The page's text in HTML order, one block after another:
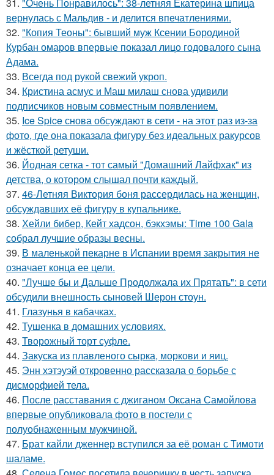
вернулась с Мальдив - и делится впечатлениями.
32. "Копия Теоны": бывший муж Ксении Бородиной
Курбан омаров впервые показал лицо годовалого сына
Адама.
33. Всегда под рукой свежий укроп.
34. Кристина асмус и Маш милаш снова удивили
подписчиков новым совместным появлением.
35. Ice Spice снова обсуждают в сети - на этот раз из-за
фото, где она показала фигуру без идеальных ракурсов
и жёсткой ретуши.
36. Йодная сетка - тот самый "Домашний Лайфхак" из
детства, о котором слышал почти каждый.
37. 46-Летняя Виктория боня рассердилась на женщин,
обсуждавших её фигуру в купальнике.
38. Хейли бибер, Кейт хадсон, бэкхэмы: Time 100 Gala
собрал лучшие образы весны.
39. В маленькой пекарне в Испании время закрытия не
означает конца ее цели.
40. "Лучше бы и Дальше Продолжала их Прятать": в сети
обсудили внешность сыновей Шерон стоун.
41. Глазунья в кабачках.
42. Тушенка в домашних условиях.
43. Творожный торт суфле.
44. Закуска из плавленого сырка, моркови и яиц.
45. Энн хэтэуэй откровенно рассказала о борьбе с
дисморфией тела.
46. После расставания с джиганом Оксана Самойлова
впервые опубликовала фото в постели с
полуобнаженным мужчиной.
47. Брат кайли дженнер вступился за её роман с Тимоти
шаламе.